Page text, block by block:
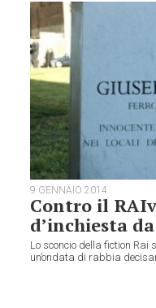
9 GENNAIO 2014
Contro il
d’inchiesta
Lo sconcio della fiction Rai
un’ondata di rabbia